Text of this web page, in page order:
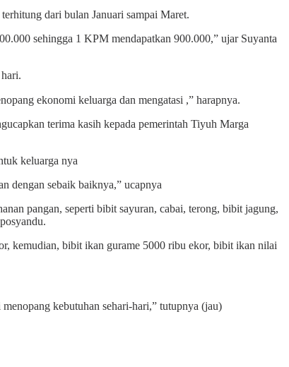
dari bulan Januari sampai Maret.
sehingga 1 KPM mendapatkan 900.000,” ujar Suyanta
ekonomi keluarga dan mengatasi ,” harapnya.
terima kasih kepada pemerintah Tiyuh Marga
keluarga nya
dengan sebaik baiknya,” ucapnya
pangan, seperti bibit sayuran, cabai, terong, bibit jagung,
kemudian, bibit ikan gurame 5000 ribu ekor, bibit ikan nilai
kebutuhan sehari-hari,” tutupnya (jau)